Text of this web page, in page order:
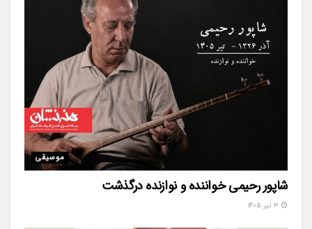
موسیقی
شاپور رحیمی خواننده و نوازنده درگذشت